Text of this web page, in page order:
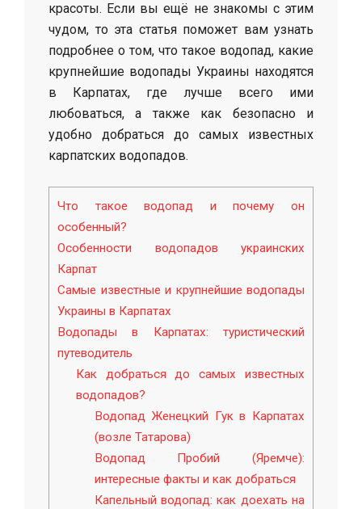
красоты. Если вы ещё не знакомы с этим
чудом, то эта статья поможет вам узнать
подробнее о том, что такое водопад, какие
крупнейшие водопады Украины находятся
в Карпатах, где лучше всего ими
любоваться, а также как безопасно и
удобно добраться до самых известных
карпатских водопадов.
Что такое водопад и почему он
особенный?
Особенности водопадов украинских
Карпат
Самые известные и крупнейшие водопады
Украины в Карпатах
Водопады в Карпатах: туристический
путеводитель
Как добраться до самых известных
водопадов?
Водопад Женецкий Гук в Карпатах
(возле Татарова)
Водопад Пробий (Яремче):
интересные факты и как добраться
Капельный водопад: как доехать на